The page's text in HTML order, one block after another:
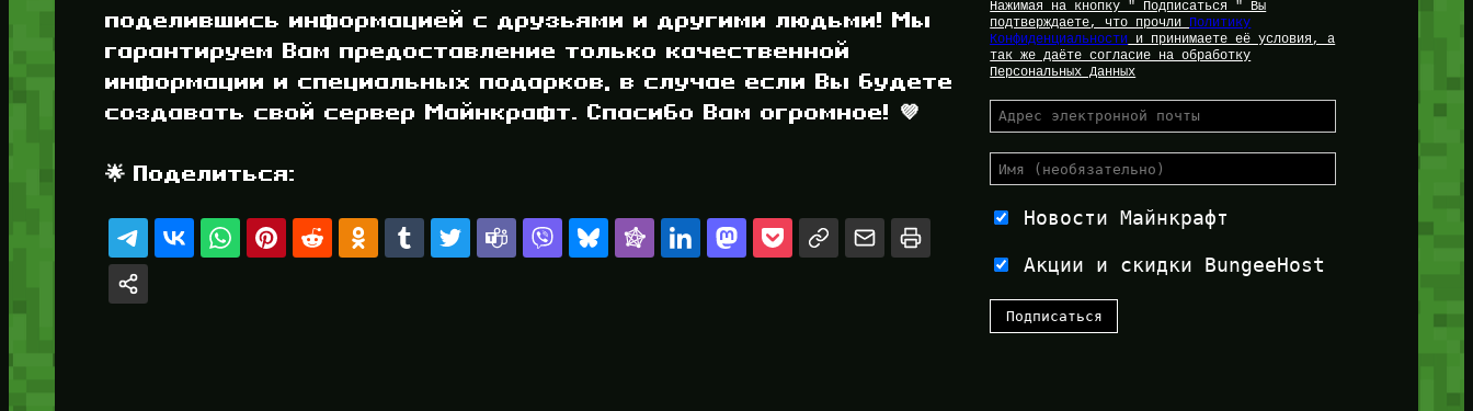
поделившись информацией с друзьями и другими людьми! Мы
гарантируем Вам предоставление только качественной
информации и специальных подарков, в случае если Вы будете
создавать свой сервер Майнкрафт. Спасибо Вам огромное! 💜
🌟 Поделиться:
Нажимая на кнопку " Подписаться " Вы
подтверждаете, что прочли Политику
Конфиденциальности и принимаете её условия, а
так же даёте согласие на обработку
Персональных Данных
Новости Майнкрафт
Акции и скидки BungeeHost